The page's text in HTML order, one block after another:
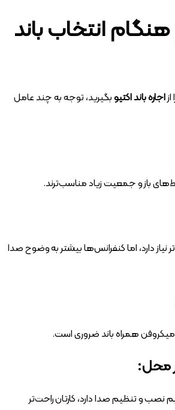
انتخاب باند
اجاره باند اکتیوبگیرید، توجه به چند عامل
باز و جمعیت زیاد مناسب‌ترند.
نیاز دارد، اما کنفرانس‌ها بیشتر به وضوح صدا
میکروفن همراه باند ضروری است.
محل:
نصب و تنظیم صدا دارد، کارتان راحت‌تر